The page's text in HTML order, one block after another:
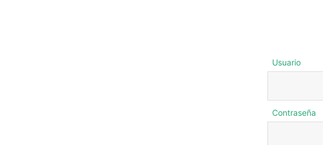
Usuario
Contraseña